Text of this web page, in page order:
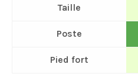
Taille
Poste
Pied fort